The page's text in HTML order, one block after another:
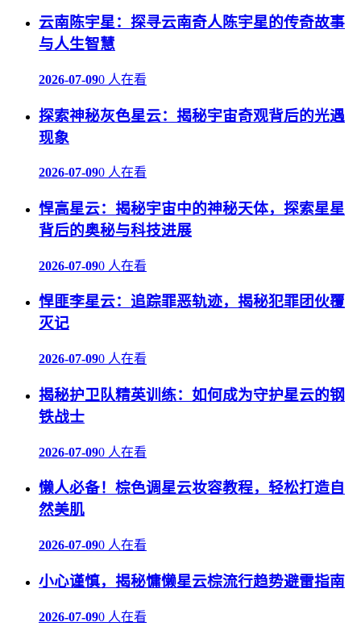
云南陈宇星：探寻云南奇人陈宇星的传奇故事
与人生智慧
2026-07-090 人在看
探索神秘灰色星云：揭秘宇宙奇观背后的光遇
现象
2026-07-090 人在看
悍高星云：揭秘宇宙中的神秘天体，探索星星
背后的奥秘与科技进展
2026-07-090 人在看
悍匪李星云：追踪罪恶轨迹，揭秘犯罪团伙覆
灭记
2026-07-090 人在看
揭秘护卫队精英训练：如何成为守护星云的钢
铁战士
2026-07-090 人在看
懒人必备！棕色调星云妆容教程，轻松打造自
然美肌
2026-07-090 人在看
小心谨慎，揭秘慵懒星云棕流行趋势避雷指南
2026-07-090 人在看